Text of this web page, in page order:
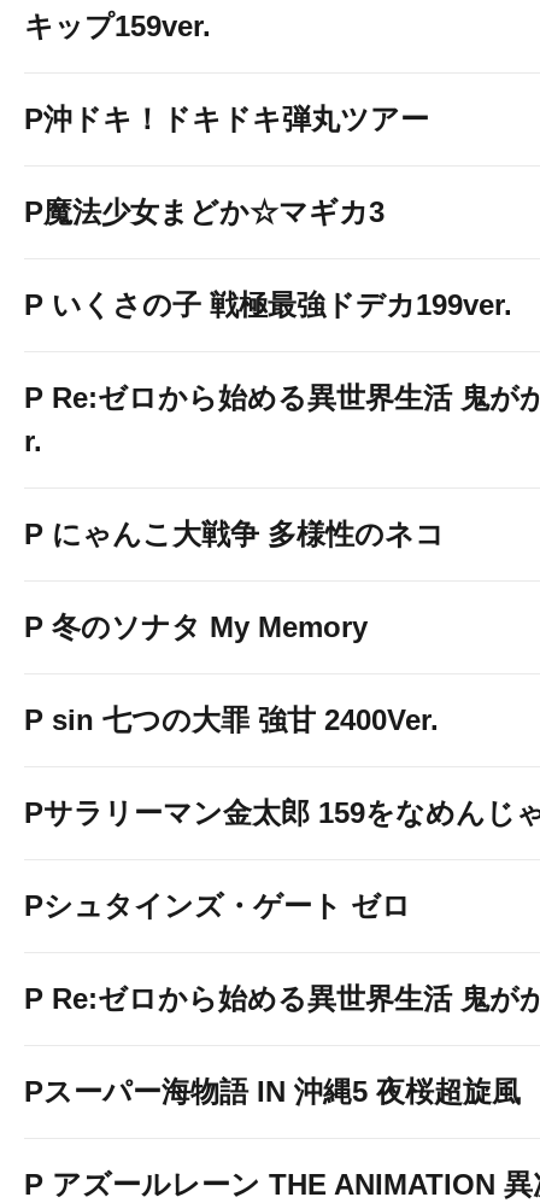
たまご販売
GSセレクト景
キップ159ver.
P沖ドキ！ドキドキ弾丸ツアー
P魔法少女まどか☆マギカ3
P いくさの子 戦極最強ドデカ199ver.
P Re:ゼロから始める異世界生活 鬼が
r.
P にゃんこ大戦争 多様性のネコ
P 冬のソナタ My Memory
P sin 七つの大罪 強甘 2400Ver.
Pサラリーマン金太郎 159をなめんじ
Pシュタインズ・ゲート ゼロ
P Re:ゼロから始める異世界生活 鬼が
Pスーパー海物語 IN 沖縄5 夜桜超旋風
P アズールレーン THE ANIMATION